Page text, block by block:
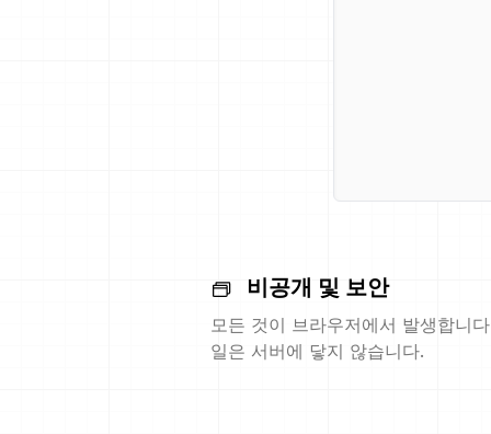
비공개 및 보안
모든 것이 브라우저에서 발생합니
일은 서버에 닿지 않습니다.